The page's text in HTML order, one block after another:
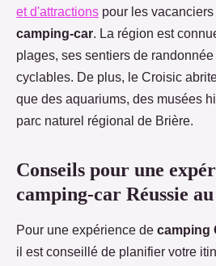
et d'attractions pour les vacanciers
camping-car. La région est
plages, ses sentiers de
cyclables. De plus, le Croisic
que des aquariums, des musées
parc naturel régional de Brière.
Conseils pour une
camping-car Réussie
Pour une expérience de camping
il est conseillé de planifier votre